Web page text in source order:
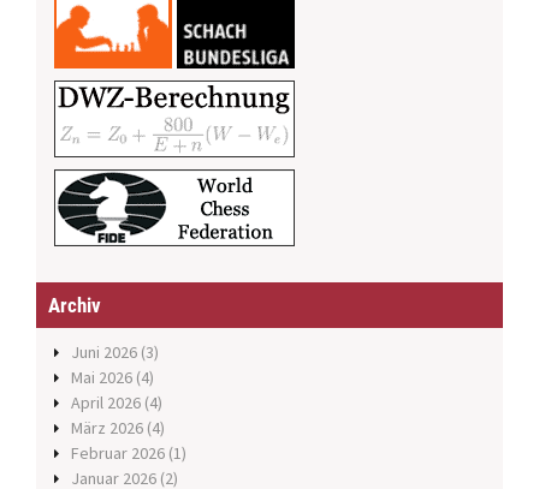
Archiv
Juni 2026 (3)
Mai 2026 (4)
April 2026 (4)
März 2026 (4)
Februar 2026 (1)
Januar 2026 (2)